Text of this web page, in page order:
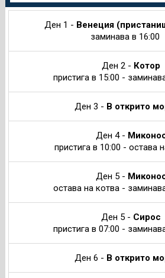
за
Ден 1 - Венеция
заминава в 16:00
Ден 2 - Котор
пристига в 15:00 -
Ден 3 - В открито
Ден 4 -
пристига в 10:00 - остава
Ден 5 -
остава на котва -
Ден 5 - Сирос
пристига в 07:00 -
Ден 6 - В открито